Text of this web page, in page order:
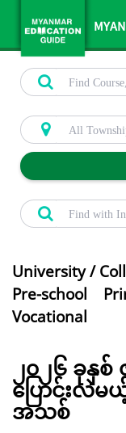
University /
Pre-school
Vocational
၂၀၂၆ ခုနှစ်
ပြောင်းလဲမ
အသစ်